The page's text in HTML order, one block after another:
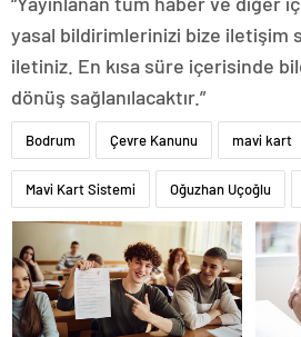
yasal bildirimlerinizi bize iletişim
iletiniz. En kısa süre içerisinde
dönüş sağlanılacaktır.”
Bodrum Çevre Kanunu mavi kart
Mavi Kart Sistemi Oğuzhan Uçoğlu